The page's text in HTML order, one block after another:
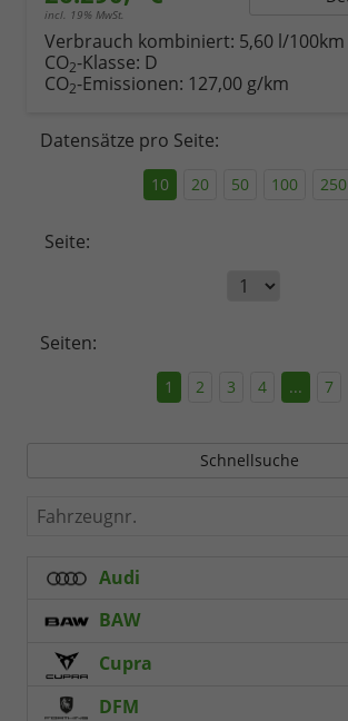
incl. 19% MwSt.
Verbrauch kombiniert: 5,60 l/100km
CO2-Klasse: D
CO2-Emissionen: 127,00 g/km
Datensätze pro Seite:
10 20 50 100 250
Seite:
Seiten:
1 2 3 4 ... 7
Schnellsuche
Fahrzeugnr.
Audi
BAW
Cupra
DFM